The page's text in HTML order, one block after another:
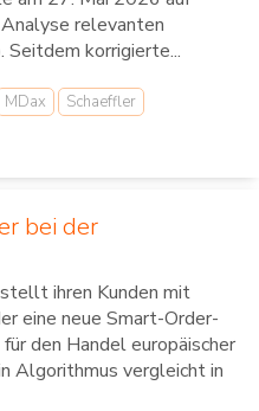
relevanten
Seitdem korrigierte...
MDax
Schaeffler
bei der
ihren Kunden mit
eine neue Smart-Order-
den Handel europäischer
Algorithmus vergleicht in